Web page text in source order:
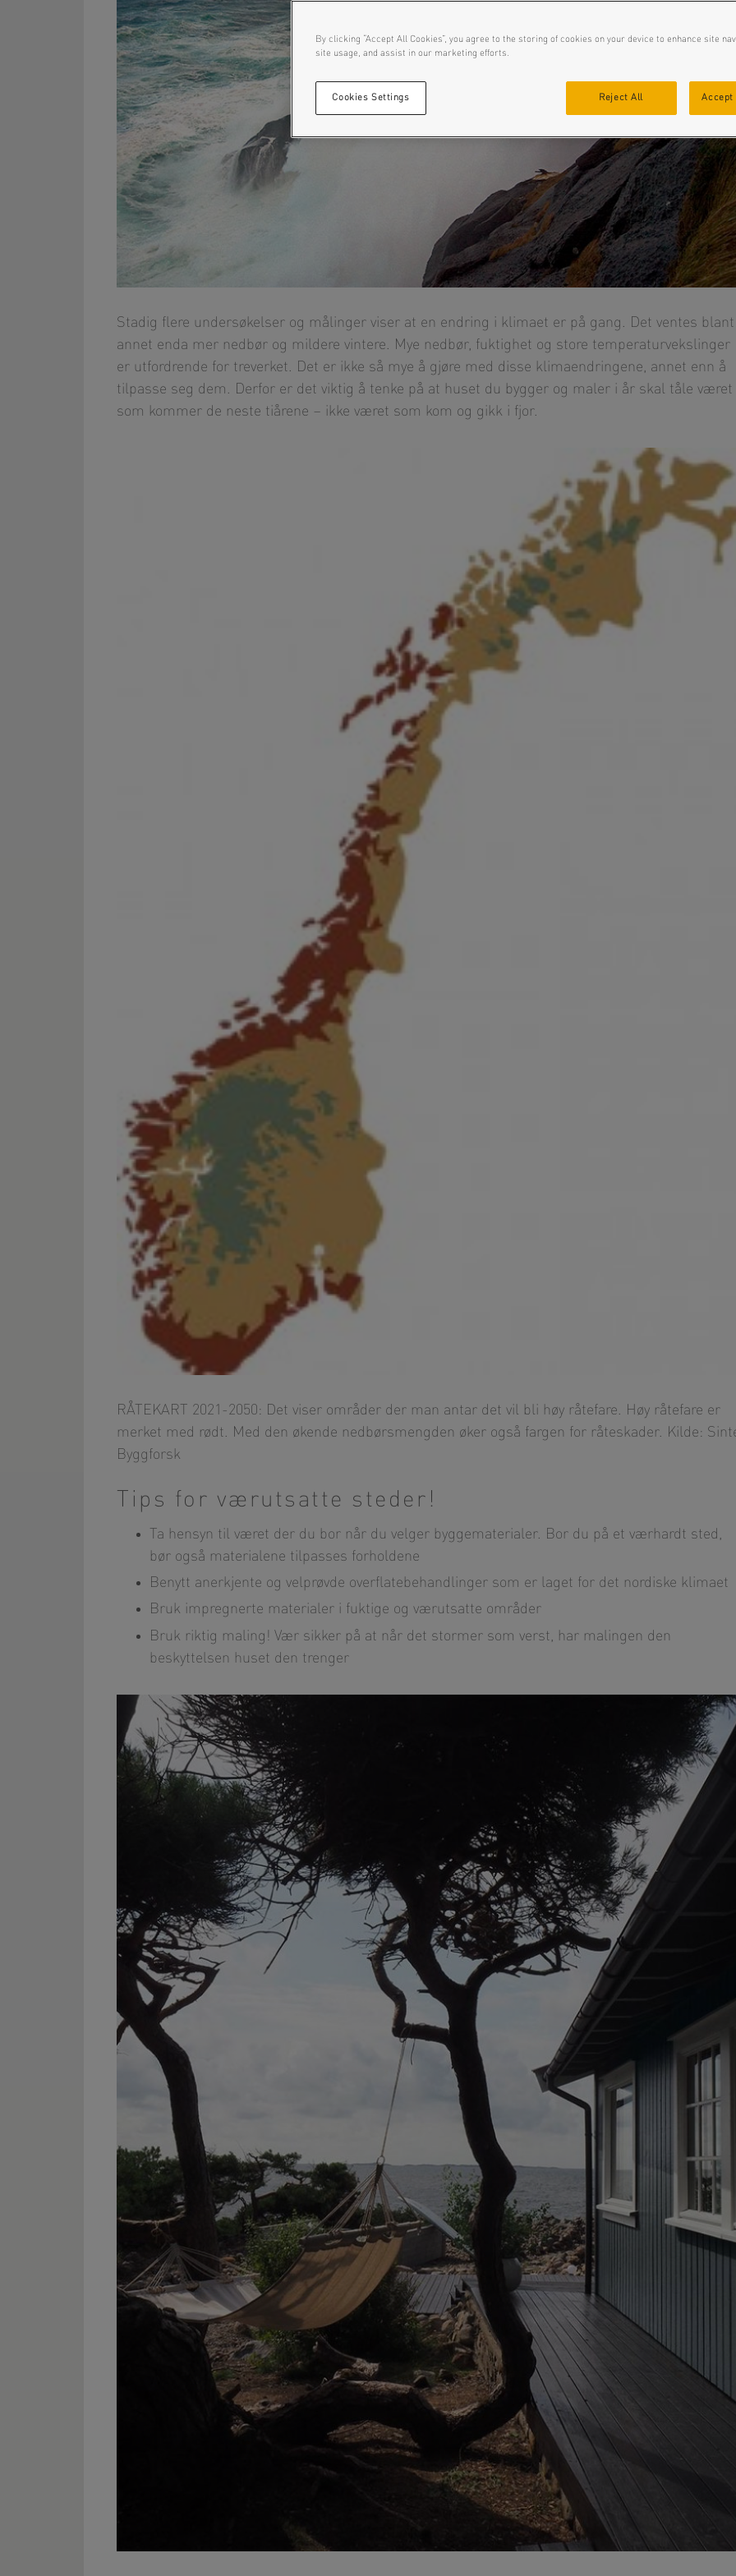
Stadig flere undersøkelser og målinger viser at en endring i klimaet er på gang. Det ventes blant
annet enda mer nedbør og mildere vintere. Mye nedbør, fuktighet og store temperaturvekslinger
er utfordrende for treverket. Det er ikke så mye å gjøre med disse klimaendringene, annet enn å
tilpasse seg dem. Derfor er det viktig å tenke på at huset du bygger og maler i år skal tåle været
som kommer de neste tiårene – ikke været som kom og gikk i fjor.
RÅTEKART 2021-2050: Det viser områder der man antar det vil bli høy råtefare. Høy råtefare er
merket med rødt. Med den økende nedbørsmengden øker også fargen for råteskader. Kilde:
Byggforsk
Tips for værutsatte steder!
Ta hensyn til været der du bor når du velger byggematerialer. Bor du på et værhardt sted,
bør også materialene tilpasses forholdene
Benytt anerkjente og velprøvde overflatebehandlinger som er laget for det nordiske klimaet
Bruk impregnerte materialer i fuktige og værutsatte områder
Bruk riktig maling! Vær sikker på at når det stormer som verst, har malingen den
beskyttelsen huset den trenger
By clicking “Accept All Cookies”, you agree to the storing of cookies on your device to enhance site
site usage, and assist in our marketing efforts.
Reject All Accept
Cookies Settings